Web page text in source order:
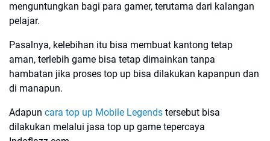
menguntungkan bagi para gamer, terutama dari kalangan
pelajar.
Pasalnya, kelebihan itu bisa membuat kantong tetap
aman, terlebih game bisa tetap dimainkan tanpa
hambatan jika proses top up bisa dilakukan kapanpun dan
di manapun.
Adapun cara top up Mobile Legends tersebut bisa
dilakukan melalui jasa top up game tepercaya